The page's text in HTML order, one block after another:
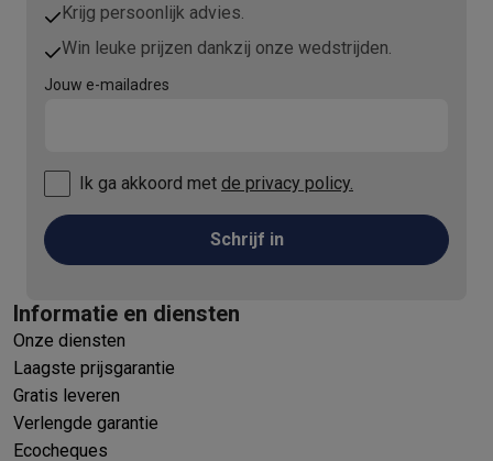
Krijg persoonlijk advies.
Win leuke prijzen dankzij onze wedstrijden.
Jouw e-mailadres
Ik ga akkoord met de privacy policy.
Schrijf in
Informatie en diensten
Onze diensten
Laagste prijsgarantie
Gratis leveren
Verlengde garantie
Ecocheques